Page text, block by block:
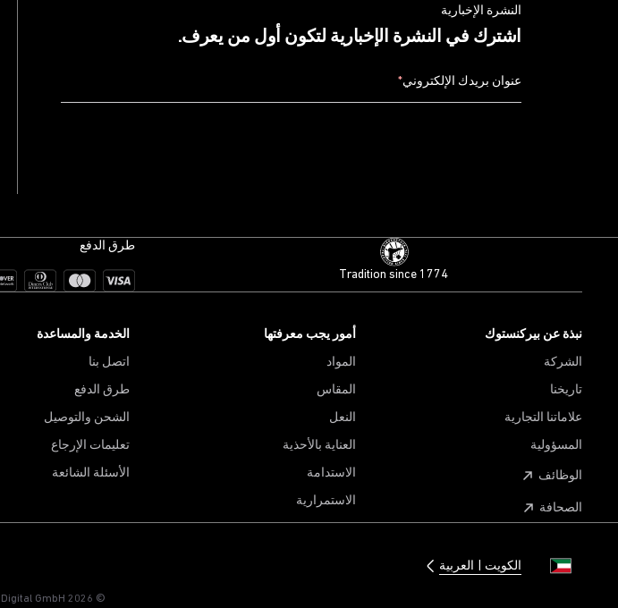
النشرة الإخبارية
اشترك في النشرة الإخبارية لتكون أول من يعرف.
عنوان بريدك الإلكتروني*
Tradition since 1774
طرق الدفع
نبذة عن بيركنستوك
الشركة
تاريخنا
علاماتنا التجارية
المسؤولية
الوظائف
الصحافة
أمور يجب معرفتها
المواد
المقاس
النعل
العناية بالأحذية
الاستدامة
الاستمرارية
الخدمة والمساعدة
اتصل بنا
طرق الدفع
الشحن والتوصيل
تعليمات الإرجاع
الأسئلة الشائعة
الكويت العربية
© 2026 BIRKENSTOCK Digital GmbH